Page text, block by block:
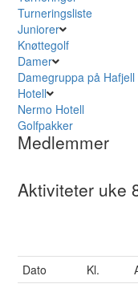
Turneringsliste
Juniorer
Knøttegolf
Damer
Damegruppa på Hafjell
Hotell
Nermo Hotell
Golfpakker
Medlemmer
Aktiviteter uke
Dato Kl.